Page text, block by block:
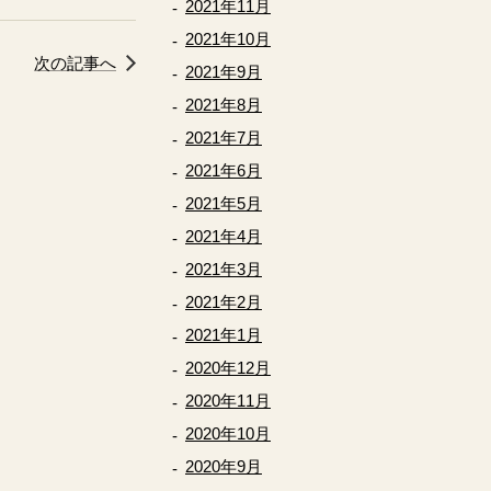
次の記事へ
2021年11月
2021年10月
2021年9月
2021年8月
2021年7月
2021年6月
2021年5月
2021年4月
2021年3月
2021年2月
2021年1月
2020年12月
2020年11月
2020年10月
2020年9月